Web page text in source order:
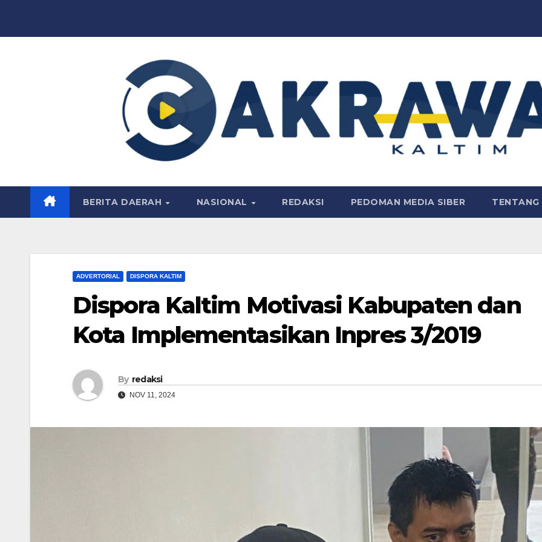
BERITA DAERAH NASIONAL REDAKSI PEDOMAN MEDIA SIBER TENTANG
ADVERTORIAL DISPORA KALTIM
Dispora Kaltim Motivasi Kabupaten dan
Kota Implementasikan Inpres 3/2019
By redaksi
NOV 11, 2024